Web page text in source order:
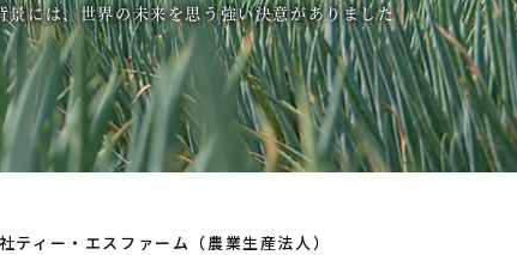
景には、世界の未来を思う強い決意がありました
ティー・エスファーム（農業生産法人）